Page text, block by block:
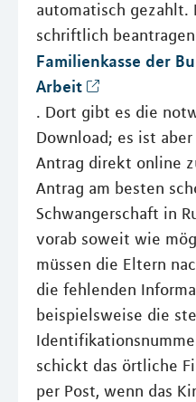
automatisch gezahlt.
schriftlich
Familienkasse der
Arbeit
. Dort gibt es die
Download; es ist
Antrag direkt online
Antrag am besten
Schwangerschaft in
vorab soweit wie
müssen die Eltern
die fehlenden
beispielsweise die
schickt das örtliche
per Post, wenn das